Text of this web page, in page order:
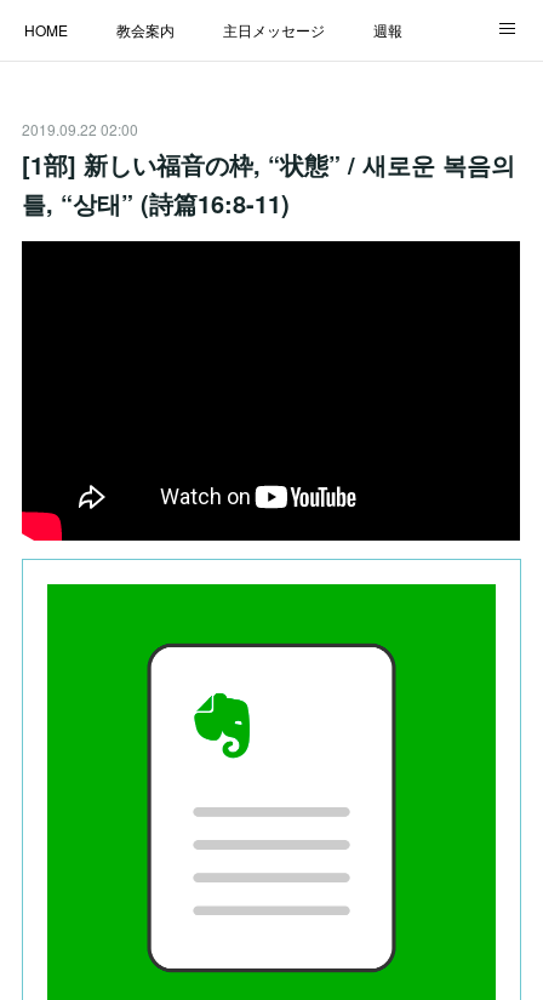
HOME 教会案内 主日メッセージ 週報
LINK
2019.09.22 02:00
[1部] 新しい福音の枠, “状態” / 새로운 복음의
틀, “상태” (詩篇16:8-11)